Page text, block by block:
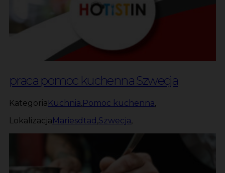
praca pomoc kuchenna Szwecja
KategoriaKuchnia,Pomoc kuchenna,
LokalizacjaMariesdtad ,Szwecja,